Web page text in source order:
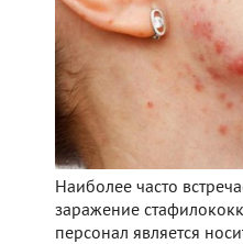
Наиболее часто
заражение
персонал является